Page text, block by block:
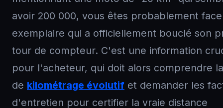
avoir 200 000, vous êtes probablement
exemplaire qui a officiellement bouclé son
tour de compteur. C'est une information
pour l'acheteur, qui doit alors comprendre
de kilométrage évolutif et demander les
d'entretien pour certifier la vraie distance